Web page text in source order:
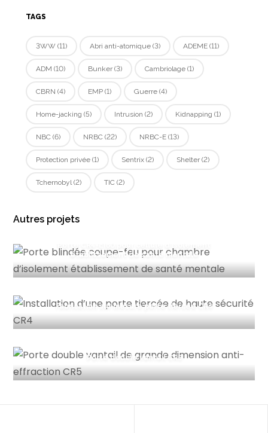
TAGS
3WW(11) Abri anti-atomique(3) ADEME(11)
ADM (10) Bunker(3) Cambriolage(1)
CBRN (4) EMP(1) Guerre(4)
Home-jacking (5) Intrusion (2) Kidnapping (1)
NBC(6) NRBC(22) NRBC-E(13)
Protection privée(1) Sentrix(2) Shelter(2)
Tchernobyl(2) TIC(2)
Autres projets
établissement de santé mentale
Fabrication sur mesure porte tiercée CR4
Porte double vantail CR5